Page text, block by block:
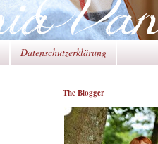
Datenschutzerklärung
The Blogger